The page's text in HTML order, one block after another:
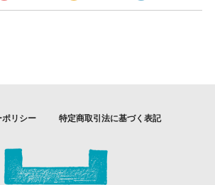
ポリシー 特定商取引法に基づく表記